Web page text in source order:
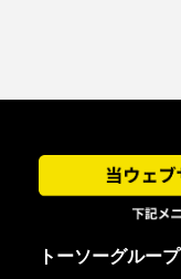
トーソーグループ